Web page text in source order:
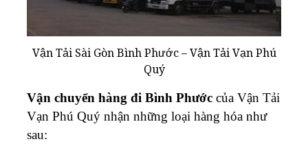
Vận Tải Sài Gòn Bình Phước – Vận Tải Vạn Phú
Quý
Vận chuyển hàng đi Bình Phước của Vận Tải
Vạn Phú Quý nhận những loại hàng hóa như
sau: